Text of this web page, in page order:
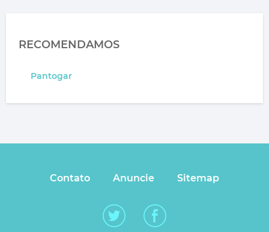
RECOMENDAMOS
Pantogar
Contato Anuncie Sitemap